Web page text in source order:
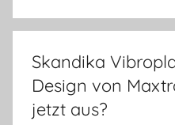
Produkttests
vieles
mehr
Skandika
Design von
jetzt aus?